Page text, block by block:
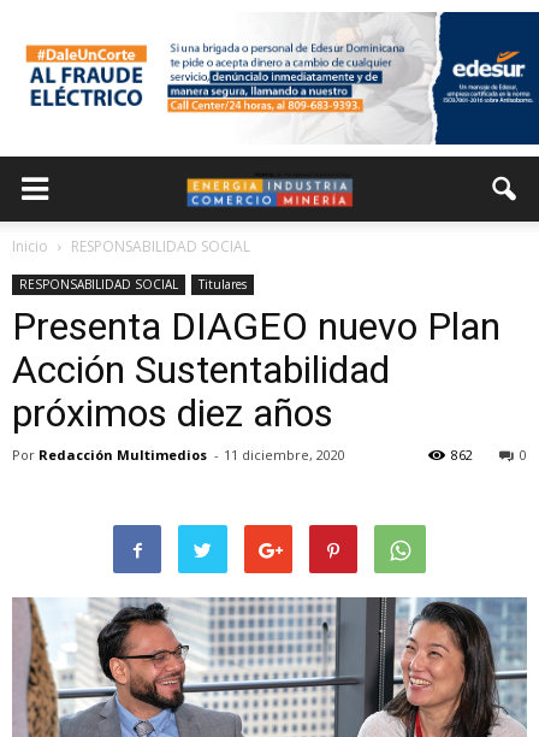
Inicio RESPONSABILIDAD SOCIAL
RESPONSABILIDAD SOCIAL Titulares
Presenta DIAGEO nuevo Plan
Acción Sustentabilidad
próximos diez años
Por Redacción Multimedios - 11 diciembre, 2020 0
862